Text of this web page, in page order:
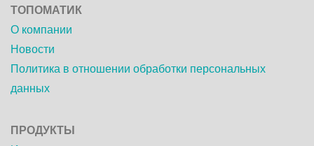
ТОПОМАТИК
О компании
Новости
Политика в отношении обработки персональных
данных
ПРОДУКТЫ